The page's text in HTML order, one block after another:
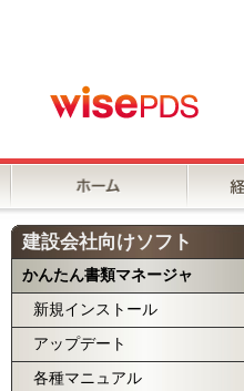
建設会社向けソフト
かんたん書類マネージャ
新規インストール
アップデート
各種マニュアル